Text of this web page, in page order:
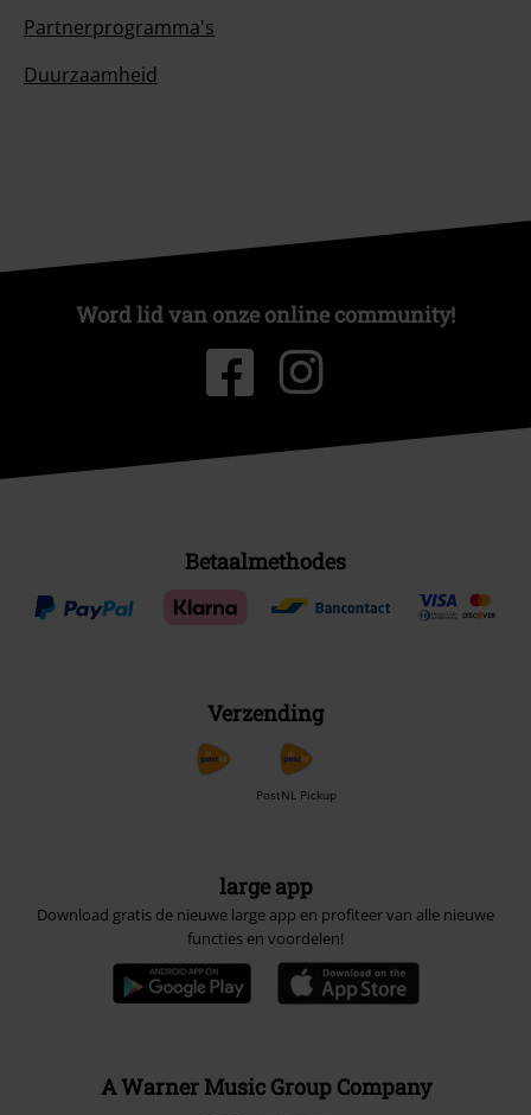
Partnerprogramma's
Duurzaamheid
Word lid van onze online community!
Betaalmethodes
Verzending
PostNL Pickup
large app
Download gratis de nieuwe large app en profiteer van alle nieuwe
functies en voordelen!
A Warner Music Group Company